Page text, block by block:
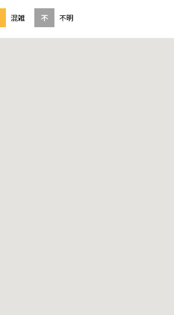
混雑 不 不明